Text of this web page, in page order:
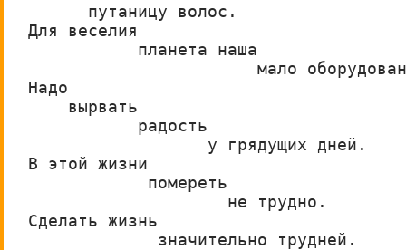
      путаницу волос.
Для веселия
           планета наша
мало
Надо
    вырвать
           радость
                  у грядущих дней.
В этой жизни
            помереть
                    не трудно.
Сделать жизнь
             значительно трудней.